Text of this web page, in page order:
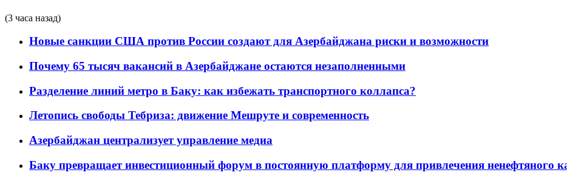
(3 часа назад)
Новые санкции США против России создают для Азербайджана риски и возможности
Почему 65 тысяч вакансий в Азербайджане остаются незаполненными
Разделение линий метро в Баку: как избежать транспортного коллапса?
Летопись свободы Тебриза: движение Мешруте и современность
Азербайджан централизует управление медиа
Баку превращает инвестиционный форум в постоянную платформу для привлечения ненефтяного